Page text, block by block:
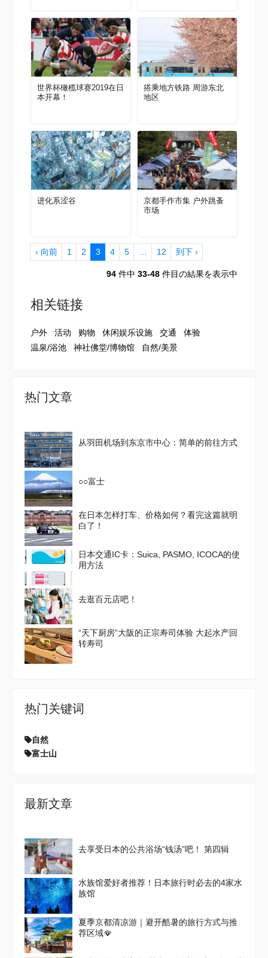
世界杯橄榄球赛2019在日
本开幕！
搭乘地方铁路 周游东北
地区
进化系涩谷
京都手作市集 户外跳蚤
市场
‹ 向前 1 2 3 4 5 12 到下 ›
94 件中 33-48 件目の結果を表示中
相关链接
户外 活动 购物 休闲娱乐设施 交通
体验
温泉/浴池
神社佛堂/博物馆 自然/美景
热门文章
从羽田机场到东京市中心：简单的前往方式
○○富士
在日本怎样打车、价格如何？看完这篇就明
白了！
日本交通IC卡：Suica, PASMO, ICOCA的使
用方法
去逛百元店吧！
“天下厨房”大阪的正宗寿司体验 大起水产回
转寿司
热门关键词
自然
富士山
最新文章
去享受日本的公共浴场“钱汤”吧！ 第四辑
水族馆爱好者推荐！日本旅行时必去的4家水
族馆
夏季京都清凉游｜避开酷暑的旅行方式与推
荐区域🪭